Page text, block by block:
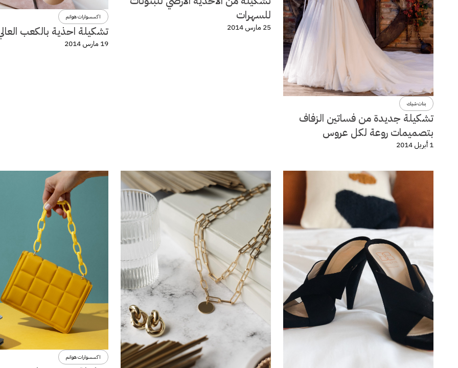
بنات شيك
تشكيلة جديدة من فساتين الزفاف
بتصميمات روعة لكل عروس
1 أبريل 2014
للسهرات
25 مارس 2014
اكسسوارات هوانم
تشكيلة احذية بالكعب
19 مارس 2014
اكسسوارات هوانم